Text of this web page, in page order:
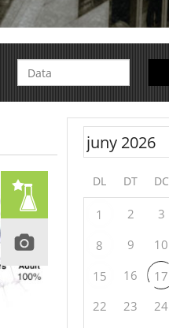
DL DT DC
1 2 3
8 9 10
15
16 17
22
23 24